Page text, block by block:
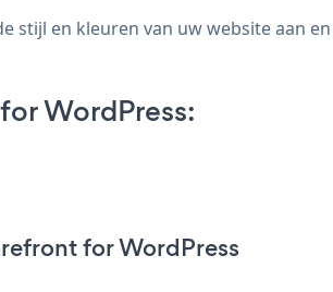
stijl en kleuren van uw website aan
WordPress:
for WordPress